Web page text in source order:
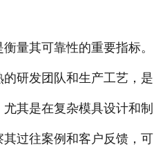
其可靠性的重要指标。
研发团队和生产工艺，是
其是在复杂模具设计和制
过往案例和客户反馈，可